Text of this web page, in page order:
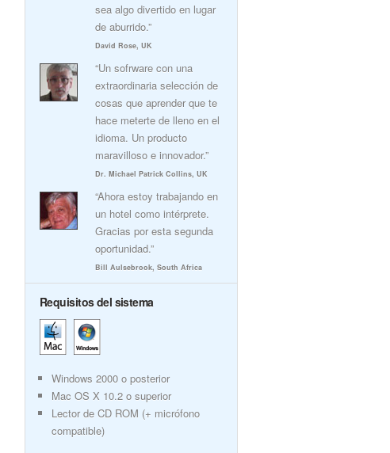
sea algo divertido en lugar
de aburrido.”
David Rose, UK
“Un sofrware con una
extraordinaria selección de
cosas que aprender que te
hace meterte de lleno en el
idioma. Un producto
maravilloso e innovador.”
Dr. Michael Patrick Collins, UK
“Ahora estoy trabajando en
un hotel como intérprete.
Gracias por esta segunda
oportunidad.”
Bill Aulsebrook, South Africa
Requisitos del sistema
Windows 2000 o posterior
Mac OS X 10.2 o superior
Lector de CD ROM (+ micrófono
compatible)